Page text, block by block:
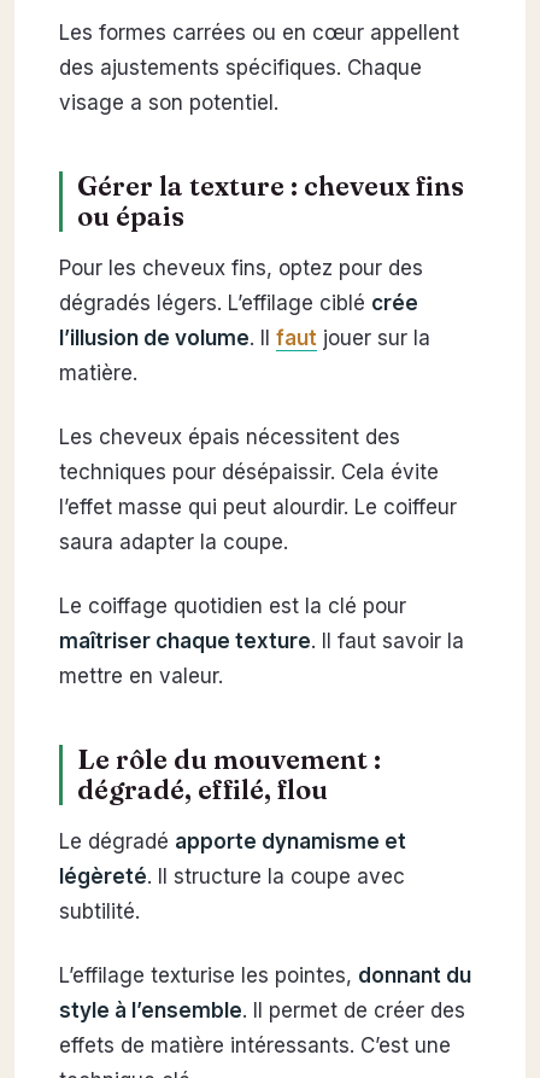
Les formes carrées ou en cœur appellent
des ajustements spécifiques. Chaque
visage a son potentiel.
Gérer la texture : cheveux fins
ou épais
Pour les cheveux fins, optez pour des
dégradés légers. L’effilage ciblé crée
l’illusion de volume. Il faut jouer sur la
matière.
Les cheveux épais nécessitent des
techniques pour désépaissir. Cela évite
l’effet masse qui peut alourdir. Le coiffeur
saura adapter la coupe.
Le coiffage quotidien est la clé pour
maîtriser chaque texture. Il faut savoir la
mettre en valeur.
Le rôle du mouvement :
dégradé, effilé, flou
Le dégradé apporte dynamisme et
légèreté. Il structure la coupe avec
subtilité.
L’effilage texturise les pointes, donnant du
style à l’ensemble. Il permet de créer des
effets de matière intéressants. C’est une